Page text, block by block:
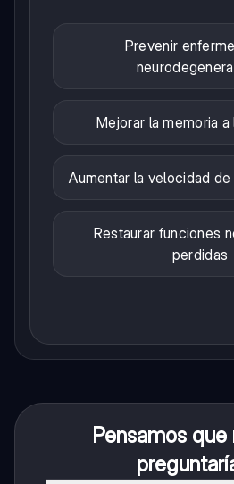
Prevenir
Mejorar la memoria a
Aumentar la velocidad
Restaurar funciones
perdidas
Pensamos